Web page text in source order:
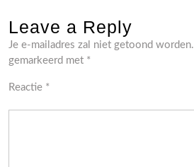
Leave a Reply
Je e-mailadres zal niet getoond worden.
gemarkeerd met *
Reactie *